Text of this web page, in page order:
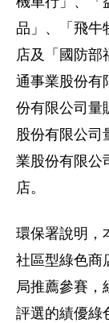
品」、「飛牛
店及「國防部
通事業股份有
份有限公司量
股份有限公司
業股份有限公
店。
環保署說明，
社區型綠色商
局推薦參賽，
評選的績優綠